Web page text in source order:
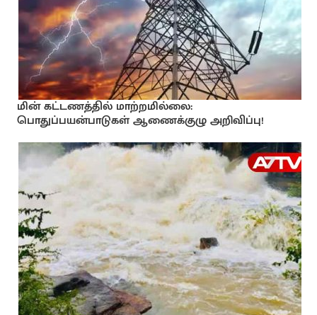
மின் கட்டணத்தில் மாற்றமில்லை:
பொதுப்பயன்பாடுகள் ஆணைக்குழு அறிவிப்பு!